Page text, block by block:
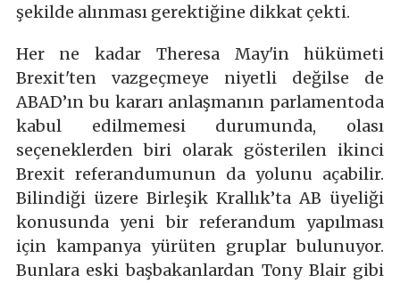
şekilde alınması gerektiğine dikkat çekti.
Her ne kadar Theresa May'in hükümeti
Brexit'ten vazgeçmeye niyetli değilse de
ABAD’ın bu kararı anlaşmanın parlamentoda
kabul edilmemesi durumunda, olası
seçeneklerden biri olarak gösterilen ikinci
Brexit referandumunun da yolunu açabilir.
Bilindiği üzere Birleşik Krallık’ta AB üyeliği
konusunda yeni bir referandum yapılması
için kampanya yürüten gruplar bulunuyor.
Bunlara eski başbakanlardan Tony Blair gibi